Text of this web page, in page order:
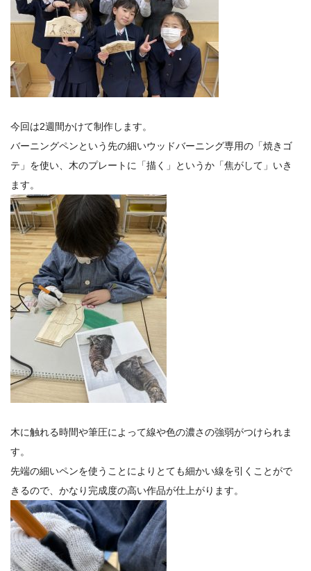
今回は2週間かけて制作します。
バーニングペンという先の細いウッドバーニング専用の「焼きゴ
テ」を使い、木のプレートに「描く」というか「焦がして」いき
ます。
木に触れる時間や筆圧によって線や色の濃さの強弱がつけられま
す。
先端の細いペンを使うことによりとても細かい線を引くことがで
きるので、かなり完成度の高い作品が仕上がります。